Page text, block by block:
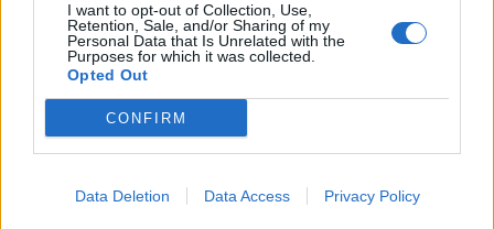
I want to opt-out of Collection, Use,
Retention, Sale, and/or Sharing of my
Personal Data that Is Unrelated with the
Purposes for which it was collected.
Opted Out
CONFIRM
Data Deletion Data Access Privacy Policy
Συμβουλές Καριέρας
HR corner
Περιγραφές Θέσεων Εργασίας
Ερωτήσεις συνεντεύξεων